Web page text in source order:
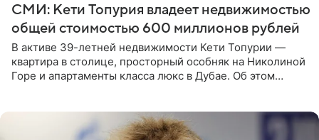
СМИ: Кети Топурия владеет недвижимостью
общей стоимостью 600 миллионов рублей
В активе 39-летней недвижимости Кети Топурии —
квартира в столице, просторный особняк на Николиной
Горе и апартаменты класса люкс в Дубае. Об этом